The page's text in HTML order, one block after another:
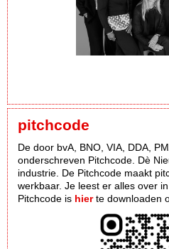
pitchcode
De door bvA, BNO, VIA, DDA,
onderschreven Pitchcode. Dè
industrie. De Pitchcode maakt
werkbaar. Je leest er alles over in
Pitchcode is hierte downloaden